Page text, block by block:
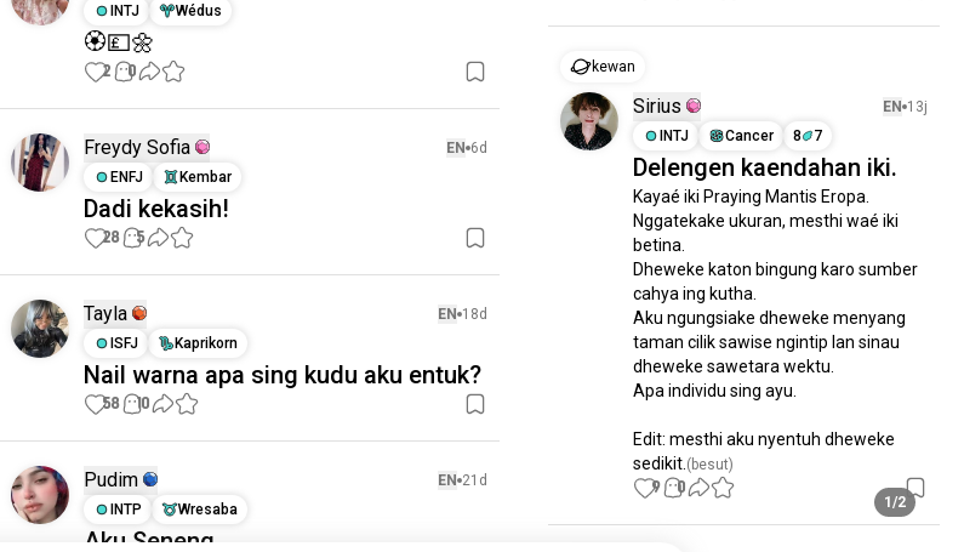
INTJ
Wédus
🏵💷🌼
2 0
Freydy Sofia EN 6d
ENFJ
Kembar
Dadi kekasih!
28 5
Tayla EN 18d
ISFJ
Kaprikorn
Nail warna apa sing kudu aku entuk?
58 10
Pudim EN 21d
INTP
Wresaba
Aku Seneng...
kewan
Sirius EN 13j
INTJ
Cancer 8 7
Delengen kaendahan iki.
Kayaé iki Praying Mantis Eropa.
Nggatekake ukuran, mesthi waé iki
betina.
Dheweke katon bingung karo sumber
cahya ing kutha.
Aku ngungsiake dheweke menyang
taman cilik sawise ngintip lan sinau
dheweke sawetara wektu.
Apa individu sing ayu.
Edit: mesthi aku nyentuh dheweke
sedikit. (besut)
1/2
9 0